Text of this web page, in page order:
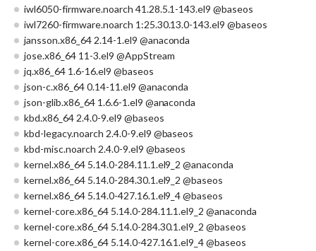
iwl6050-firmware.noarch 41.28.5.1-143.el9 @baseos
iwl7260-firmware.noarch 1:25.30.13.0-143.el9 @baseos
jansson.x86_64 2.14-1.el9 @anaconda
jose.x86_64 11-3.el9 @AppStream
jq.x86_64 1.6-16.el9 @baseos
json-c.x86_64 0.14-11.el9 @anaconda
json-glib.x86_64 1.6.6-1.el9 @anaconda
kbd.x86_64 2.4.0-9.el9 @baseos
kbd-legacy.noarch 2.4.0-9.el9 @baseos
kbd-misc.noarch 2.4.0-9.el9 @baseos
kernel.x86_64 5.14.0-284.11.1.el9_2 @anaconda
kernel.x86_64 5.14.0-284.30.1.el9_2 @baseos
kernel.x86_64 5.14.0-427.16.1.el9_4 @baseos
kernel-core.x86_64 5.14.0-284.11.1.el9_2 @anaconda
kernel-core.x86_64 5.14.0-284.30.1.el9_2 @baseos
kernel-core.x86_64 5.14.0-427.16.1.el9_4 @baseos